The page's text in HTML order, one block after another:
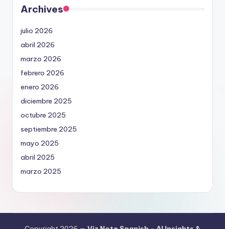
Archives
julio 2026
abril 2026
marzo 2026
febrero 2026
enero 2026
diciembre 2025
octubre 2025
septiembre 2025
mayo 2025
abril 2025
marzo 2025